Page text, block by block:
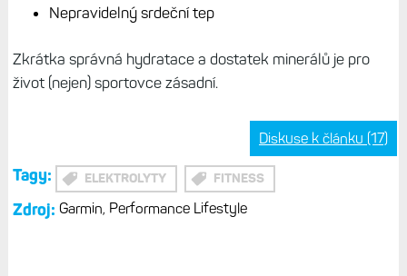
Nepravidelný srdeční tep
Zkrátka správná hydratace a dostatek minerálů je pro
život (nejen) sportovce zásadní.
Diskuse k článku (17)
Tagy: ELEKTROLYTY FITNESS
Zdroj: Garmin, Performance Lifestyle